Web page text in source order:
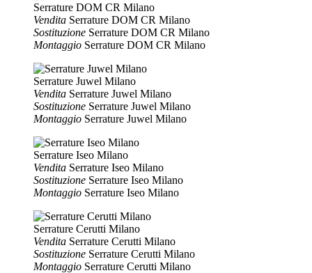
Serrature DOM CR Milano
Vendita Serrature DOM CR Milano
Sostituzione Serrature DOM CR Milano
Montaggio Serrature DOM CR Milano
Serrature Juwel Milano
Vendita Serrature Juwel Milano
Sostituzione Serrature Juwel Milano
Montaggio Serrature Juwel Milano
Serrature Iseo Milano
Vendita Serrature Iseo Milano
Sostituzione Serrature Iseo Milano
Montaggio Serrature Iseo Milano
Serrature Cerutti Milano
Vendita Serrature Cerutti Milano
Sostituzione Serrature Cerutti Milano
Montaggio Serrature Cerutti Milano